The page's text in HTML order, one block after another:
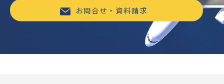
お問合せ・資料請求